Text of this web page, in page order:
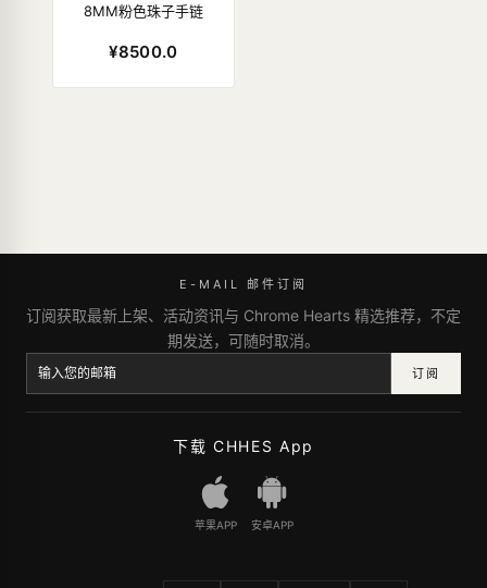
8MM粉色珠子手链
¥8500.0
E-MAIL 邮件订阅
订阅获取最新上架、活动资讯与 Chrome Hearts 精选推荐，不定
期发送，可随时取消。
订阅
下载 CHHES App
苹果APP 安卓APP